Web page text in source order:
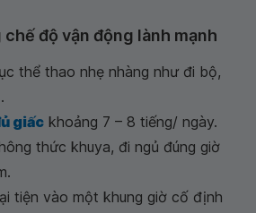
độ vận động lành mạnh
thể thao nhẹ nhàng như đi bộ,
giấc khoảng 7 – 8 tiếng/ ngày.
thức khuya, đi ngủ đúng giờ
tiện vào một khung giờ cố định